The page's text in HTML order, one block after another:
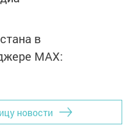
в
MАХ:
новости